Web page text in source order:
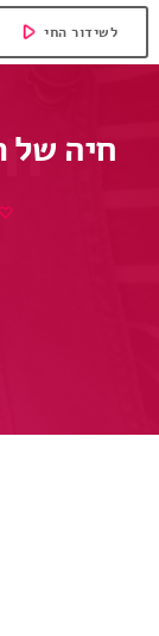
play_arrow לשידור החי
חיה של תכנית